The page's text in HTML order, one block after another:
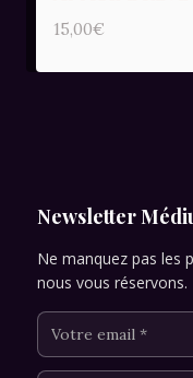
15,00€
Newsletter
Ne manquez pas les
nous vous réservons.